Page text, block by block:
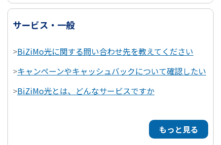
サービス・一般
>BiZiMo光に関する問い合わせ先を教えてください
>キャンペーンやキャッシュバックについて確認したい
>BiZiMo光とは、どんなサービスですか
もっと見る